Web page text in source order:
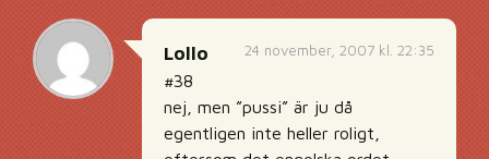
24 november, 2007 kl. 22:35
Lollo
#38
nej, men ”pussi” är ju då
egentligen inte heller roligt,